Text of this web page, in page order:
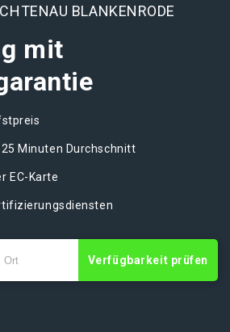
BLANKENRODE
mit
Minuten Durchschnitt
EC-Karte
Verfügbarkeit prüfen